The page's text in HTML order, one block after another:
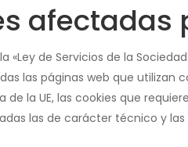
afectadas
«Ley de Servicios de la
las páginas web que utilizan
de la UE, las cookies que
las de carácter técnico y